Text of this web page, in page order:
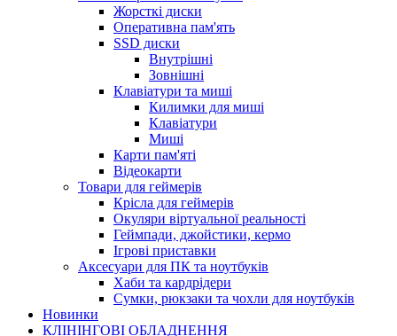
Жорсткі диски
Оперативна пам'ять
SSD диски
Внутрішні
Зовнішні
Клавіатури та миші
Килимки для миші
Клавіатури
Миші
Карти пам'яті
Відеокарти
Товари для геймерів
Крісла для геймерів
Окуляри віртуальної реальності
Геймпади, джойстики, кермо
Ігрові приставки
Аксесуари для ПК та ноутбуків
Хаби та кардрідери
Сумки, рюкзаки та чохли для ноутбуків
Новинки
КЛІНІНГОВІ ОБЛАДНЕННЯ